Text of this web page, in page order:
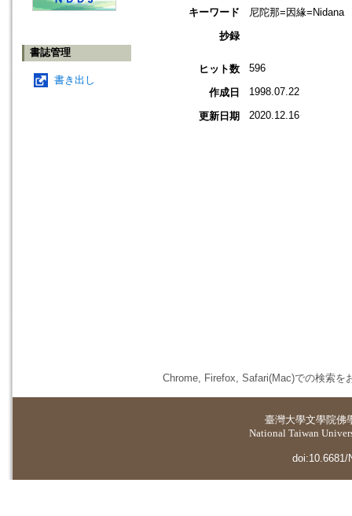
書誌管理
書き出し
キーワード
尼陀那=因緣=Nidana
抄録
ヒット数 596
作成日 1998.07.22
更新日期 2020.12.16
Chrome, Firefox, Safari(Mac)での検索を
臺灣大學文學院佛
National Taiwan
doi:10.6681/